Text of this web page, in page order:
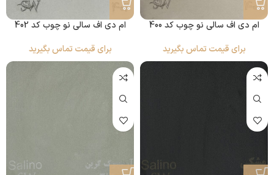
ام دی اف سالی نو چوب کد 400
برای قیمت تماس بگیرید
ام دی اف سالی نو چوب کد 402
برای قیمت تماس بگیرید